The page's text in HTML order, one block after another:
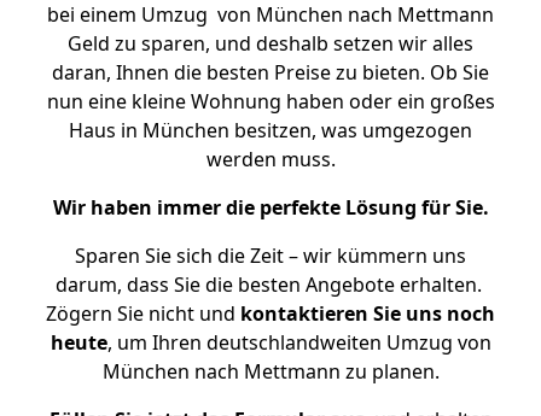
bei einem Umzug von München nach Mettmann
Geld zu sparen, und deshalb setzen wir alles
daran, Ihnen die besten Preise zu bieten. Ob Sie
nun eine kleine Wohnung haben oder ein großes
Haus in München besitzen, was umgezogen
werden muss.
Wir haben immer die perfekte Lösung für Sie.
Sparen Sie sich die Zeit – wir kümmern uns
darum, dass Sie die besten Angebote erhalten.
Zögern Sie nicht und kontaktieren Sie uns noch
heute, um Ihren deutschlandweiten Umzug von
München nach Mettmann zu planen.